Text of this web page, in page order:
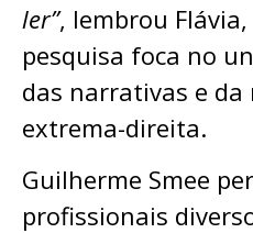
ler”, lembrou
pesquisa foca no
das narrativas e da
extrema-direita.
Guilherme Smee
profissionais